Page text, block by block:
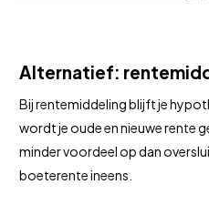
Alternatief:
Bij rentemiddeling blijft je
wordt je oude en nieuwe rente
minder voordeel op dan
boeterente ineens.